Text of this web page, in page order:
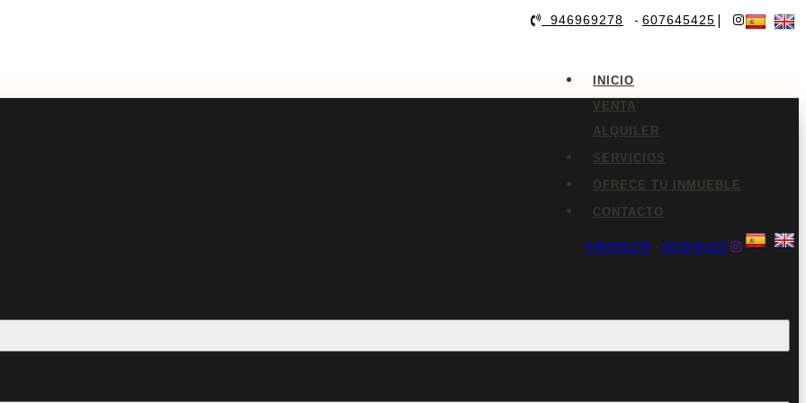
946969278 - 607645425 |
INICIO
VENTA
ALQUILER
SERVICIOS
OFRECE TU INMUEBLE
CONTACTO
946969278 - 607645425